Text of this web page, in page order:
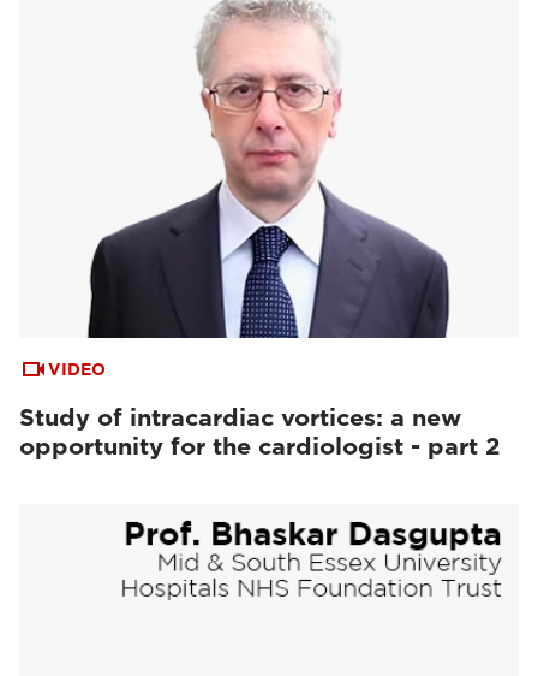
VIDEO
Study of intracardiac vortices: a new
opportunity for the cardiologist - part 2